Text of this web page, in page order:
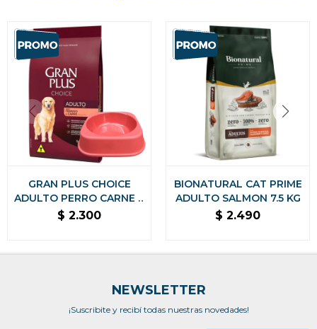
GRAN PLUS CHOICE
ADULTO PERRO CARNE Y
POLLO 20 KG
$ 2.300
BIONATURAL CAT PRIME
ADULTO SALMON 7.5 KG
$ 2.490
NEWSLETTER
¡Suscribite y recibí todas nuestras novedades!